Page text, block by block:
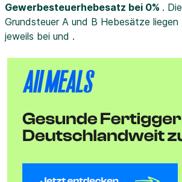
Gewerbesteuerhebesatz bei 0% . Die
Grundsteuer A und B Hebesätze liegen
jeweils bei und .